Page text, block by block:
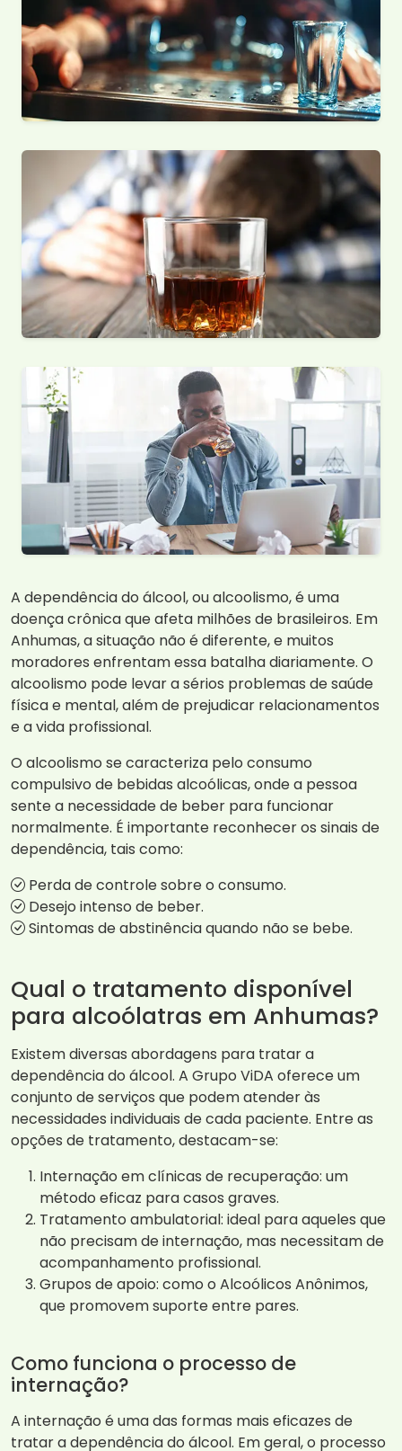
A dependência do álcool, ou alcoolismo, é uma
doença crônica que afeta milhões de brasileiros. Em
Anhumas, a situação não é diferente, e muitos
moradores enfrentam essa batalha diariamente. O
alcoolismo pode levar a sérios problemas de saúde
física e mental, além de prejudicar relacionamentos
e a vida profissional.
O alcoolismo se caracteriza pelo consumo
compulsivo de bebidas alcoólicas, onde a pessoa
sente a necessidade de beber para funcionar
normalmente. É importante reconhecer os sinais de
dependência, tais como:
Perda de controle sobre o consumo.
Desejo intenso de beber.
Sintomas de abstinência quando não se bebe.
Qual o tratamento disponível
para alcoólatras em Anhumas?
Existem diversas abordagens para tratar a
dependência do álcool. A Grupo ViDA oferece um
conjunto de serviços que podem atender às
necessidades individuais de cada paciente. Entre as
opções de tratamento, destacam-se:
Internação em clínicas de recuperação: um
método eficaz para casos graves.
Tratamento ambulatorial: ideal para aqueles que
não precisam de internação, mas necessitam de
acompanhamento profissional.
Grupos de apoio: como o Alcoólicos Anônimos,
que promovem suporte entre pares.
Como funciona o processo de
internação?
A internação é uma das formas mais eficazes de
tratar a dependência do álcool. Em geral, o processo